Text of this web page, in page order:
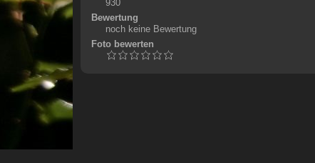
930
Bewertung
noch keine Bewertung
Foto bewerten